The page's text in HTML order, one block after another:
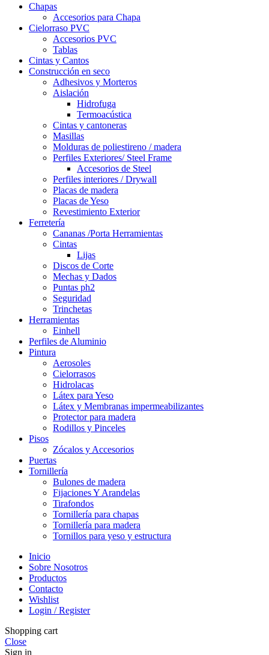
Chapas
Accesorios para Chapa
Cielorraso PVC
Accesorios PVC
Tablas
Cintas y Cantos
Construcción en seco
Adhesivos y Morteros
Aislación
Hidrofuga
Termoacústica
Cintas y cantoneras
Masillas
Molduras de poliestireno / madera
Perfiles Exteriores/ Steel Frame
Accesorios de Steel
Perfiles interiores / Drywall
Placas de madera
Placas de Yeso
Revestimiento Exterior
Ferretería
Cananas /Porta Herramientas
Cintas
Lijas
Discos de Corte
Mechas y Dados
Puntas ph2
Seguridad
Trinchetas
Herramientas
Einhell
Perfiles de Aluminio
Pintura
Aerosoles
Cielorrasos
Hidrolacas
Látex para Yeso
Látex y Membranas impermeabilizantes
Protector para madera
Rodillos y Pinceles
Pisos
Zócalos y Accesorios
Puertas
Tornillería
Bulones de madera
Fijaciones Y Arandelas
Tirafondos
Tornillería para chapas
Tornillería para madera
Tornillos para yeso y estructura
Inicio
Sobre Nosotros
Productos
Contacto
Wishlist
Login / Register
Shopping cart
Close
Sign in